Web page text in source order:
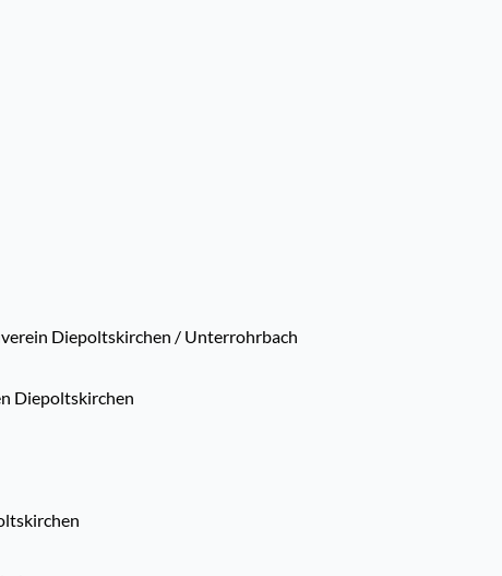
Diepoltskirchen / Unterrohrbach
Diepoltskirchen